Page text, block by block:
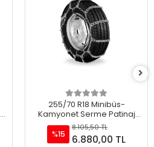
255/70 R18 Minibüs-
Kamyonet Serme Patinaj
Zinciri - M220
%15
8.105,50 TL
6.880,00 TL